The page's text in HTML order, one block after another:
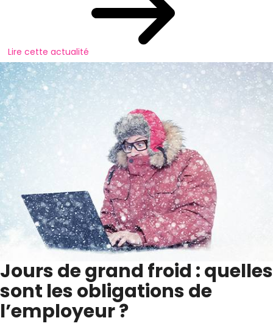
Lire cette actualité
Jours de grand froid : quelles
sont les obligations de
l’employeur ?